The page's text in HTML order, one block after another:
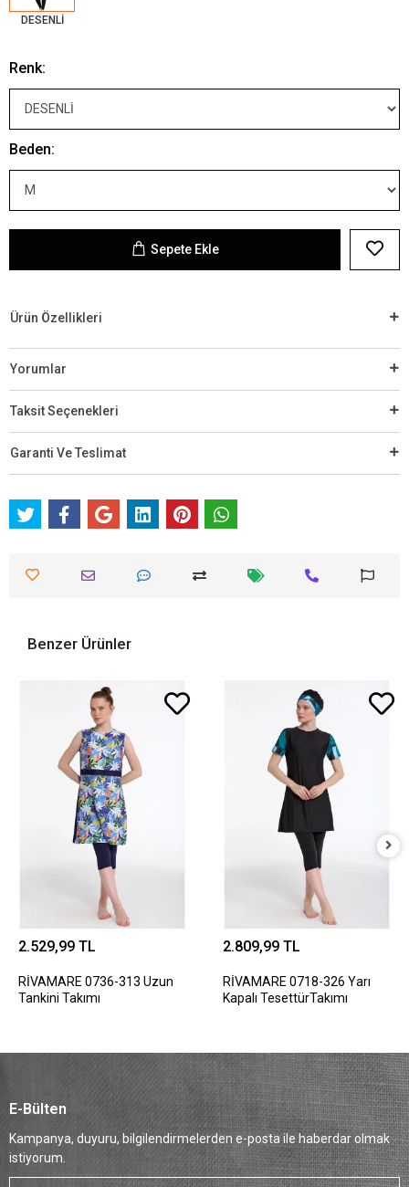
DESENLİ
Renk:
Beden:
Sepete Ekle
Ürün Özellikleri
Yorumlar
Taksit Seçenekleri
Garanti Ve Teslimat
Benzer Ürünler
2.529,99 TL
RİVAMARE 0736-313 Uzun
Tankini Takımı
2.809,99 TL
RİVAMARE 0718-326 Yarı
Kapalı TesettürTakımı
E-Bülten
Kampanya, duyuru, bilgilendirmelerden e-posta ile haberdar olmak
istiyorum.